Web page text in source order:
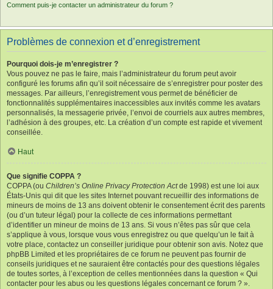
Comment puis-je contacter un administrateur du forum ?
Problèmes de connexion et d’enregistrement
Pourquoi dois-je m’enregistrer ?
Vous pouvez ne pas le faire, mais l’administrateur du forum peut avoir
configuré les forums afin qu’il soit nécessaire de s’enregistrer pour poster des
messages. Par ailleurs, l’enregistrement vous permet de bénéficier de
fonctionnalités supplémentaires inaccessibles aux invités comme les avatars
personnalisés, la messagerie privée, l’envoi de courriels aux autres membres,
l’adhésion à des groupes, etc. La création d’un compte est rapide et vivement
conseillée.
Haut
Que signifie COPPA ?
COPPA (ou Children’s Online Privacy Protection Actde 1998) est une loi aux
États-Unis qui dit que les sites Internet pouvant recueillir des informations de
mineurs de moins de 13 ans doivent obtenir le consentement écrit des parents
(ou d’un tuteur légal) pour la collecte de ces informations permettant
d’identifier un mineur de moins de 13 ans. Si vous n’êtes pas sûr que cela
s’applique à vous, lorsque vous vous enregistrez ou que quelqu’un le fait à
votre place, contactez un conseiller juridique pour obtenir son avis. Notez que
phpBB Limited et les propriétaires de ce forum ne peuvent pas fournir de
conseils juridiques et ne sauraient être contactés pour des questions légales
de toutes sortes, à l’exception de celles mentionnées dans la question « Qui
contacter pour les abus ou les questions légales concernant ce forum ? ».